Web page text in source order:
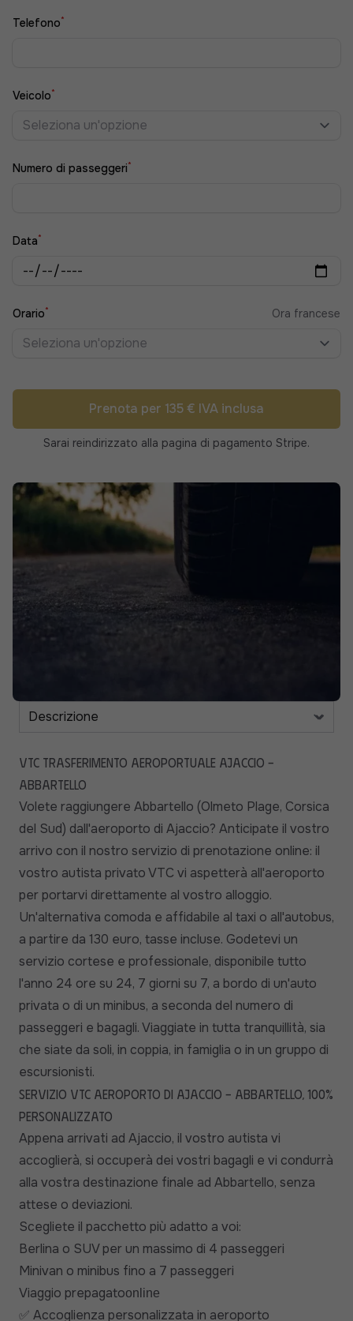
Telefono*
Veicolo*
Seleziona un'opzione
Numero di passeggeri*
Data*
Orario* Ora francese
Seleziona un'opzione
Prenota per 135 € IVA inclusa
Sarai reindirizzato alla pagina di pagamento Stripe.
VTC Trasferimento aeroportuale Ajaccio -
Abbartello
Volete raggiungere Abbartello (Olmeto Plage, Corsica
del Sud) dall'aeroporto di Ajaccio? Anticipate il vostro
arrivo con il nostro servizio di prenotazione online: il
vostro autista privato VTC vi aspetterà all'aeroporto
per portarvi direttamente al vostro alloggio.
Un'alternativa comoda e affidabile al taxi o all'autobus,
a partire da 130 euro, tasse incluse. Godetevi un
servizio cortese e professionale, disponibile tutto
l'anno 24 ore su 24, 7 giorni su 7, a bordo di un'auto
privata o di un minibus, a seconda del numero di
passeggeri e bagagli. Viaggiate in tutta tranquillità, sia
che siate da soli, in coppia, in famiglia o in un gruppo di
escursionisti.
Servizio VTC aeroporto di Ajaccio - Abbartello, 100%
personalizzato
Appena arrivati ad Ajaccio, il vostro autista vi
accoglierà, si occuperà dei vostri bagagli e vi condurrà
alla vostra destinazione finale ad Abbartello, senza
attese o deviazioni.
Scegliete il pacchetto più adatto a voi:
Berlina o SUV per un massimo di 4 passeggeri
Minivan o minibus fino a 7 passeggeri
Viaggio prepagatoonline
✅ Accoglienza personalizzata in aeroporto